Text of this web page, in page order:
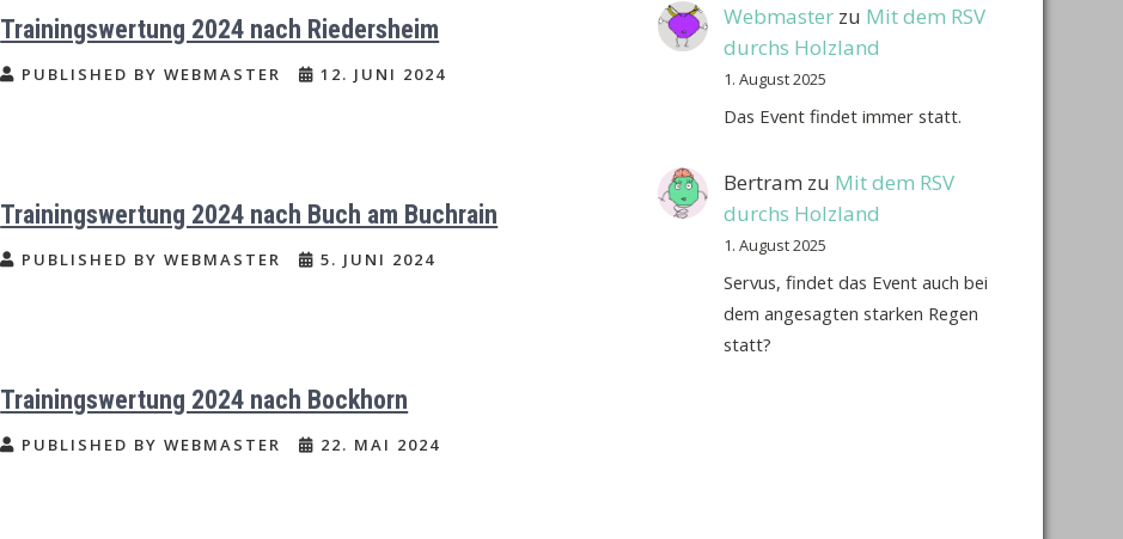
Trainingswertung 2024 nach Riedersheim
PUBLISHED BY WEBMASTER 12. JUNI 2024
Trainingswertung 2024 nach Buch am Buchrain
PUBLISHED BY WEBMASTER 5. JUNI 2024
Trainingswertung 2024 nach Bockhorn
PUBLISHED BY WEBMASTER 22. MAI 2024
Webmaster zu Mit dem RSV
durchs Holzland
1. August 2025
Das Event findet immer statt.
Bertram zu Mit dem RSV
durchs Holzland
1. August 2025
Servus, findet das Event auch bei
dem angesagten starken Regen
statt?